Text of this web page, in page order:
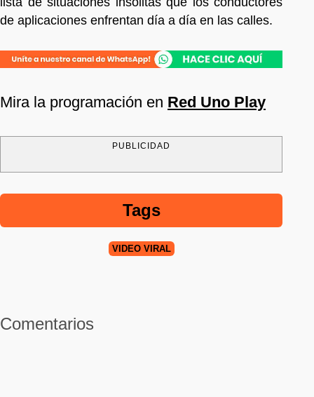
de aplicaciones enfrentan día a día en las calles.
Mira la programación en Red Uno Play
PUBLICIDAD
Tags
VIDEO VIRAL
Comentarios